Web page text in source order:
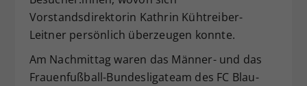
Vorstandsdirektorin Kathrin Kühtreiber-
Leitner persönlich überzeugen konnte.
Am Nachmittag waren das Männer- und das
Frauenfußball-Bundesligateam des FC Blau-